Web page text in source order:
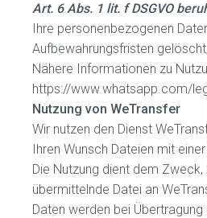
Art. 6 Abs. 1 lit. f DSGVO
Ihre personenbezogenen
Aufbewahrungsfristen
Nähere Informationen zu
https://www.whatsapp.com/
Nutzung von WeTransfer
Wir nutzen den Dienst
Ihren Wunsch Dateien mit
Die Nutzung dient dem
übermittelnde Datei an
Daten werden bei